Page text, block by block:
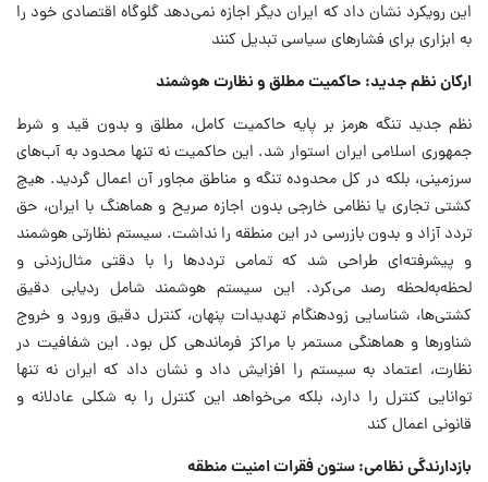
این رویکرد نشان داد که ایران دیگر اجازه نمی‌دهد گلوگاه اقتصادی خود را
به ابزاری برای فشارهای سیاسی تبدیل کنند
ارکان نظم جدید: حاکمیت مطلق و نظارت هوشمند
نظم جدید تنگه هرمز بر پایه حاکمیت کامل، مطلق و بدون قید و شرط
جمهوری اسلامی ایران استوار شد. این حاکمیت نه تنها محدود به آب‌های
سرزمینی، بلکه در کل محدوده تنگه و مناطق مجاور آن اعمال گردید. هیچ
کشتی تجاری یا نظامی خارجی بدون اجازه صریح و هماهنگ با ایران، حق
تردد آزاد و بدون بازرسی در این منطقه را نداشت. سیستم نظارتی هوشمند
و پیشرفته‌ای طراحی شد که تمامی ترددها را با دقتی مثال‌زدنی و
لحظه‌به‌لحظه رصد می‌کرد. این سیستم هوشمند شامل ردیابی دقیق
کشتی‌ها، شناسایی زودهنگام تهدیدات پنهان، کنترل دقیق ورود و خروج
شناورها و هماهنگی مستمر با مراکز فرماندهی کل بود. این شفافیت در
نظارت، اعتماد به سیستم را افزایش داد و نشان داد که ایران نه تنها
توانایی کنترل را دارد، بلکه می‌خواهد این کنترل را به شکلی عادلانه و
قانونی اعمال کند
بازدارندگی نظامی: ستون فقرات امنیت منطقه